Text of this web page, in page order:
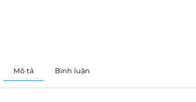
Mô tả Bình luận